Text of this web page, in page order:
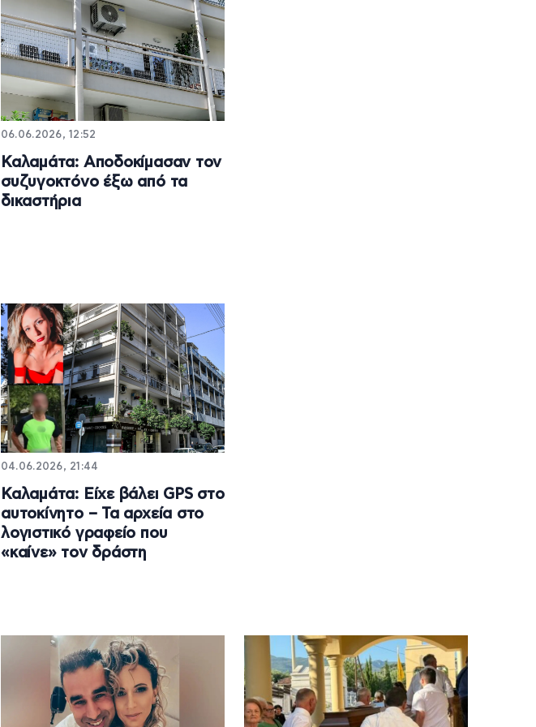
06.06.2026, 12:52
Καλαμάτα: Αποδοκίμασαν τον
συζυγοκτόνο έξω από τα
δικαστήρια
04.06.2026, 21:44
Καλαμάτα: Είχε βάλει GPS στο
αυτοκίνητο – Τα αρχεία στο
λογιστικό γραφείο που
«καίνε» τον δράστη